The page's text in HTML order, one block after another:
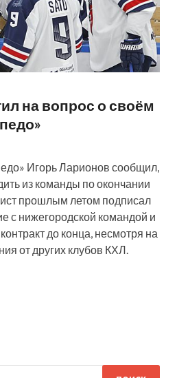
на вопрос о своём
Игорь Ларионов сообщил,
из команды по окончании
прошлым летом подписал
с нижегородской командой и
до конца, несмотря на
от других клубов КХЛ.